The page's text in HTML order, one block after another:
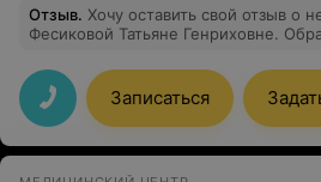
Отзыв. Хочу оставить свой отзыв о
Фесиковой Татьяне Генриховне.
"пересмотрела" меня со всех
обследование, по результатам
очень много новых для меня
последующем приеме для меня
понять что же происходит в моем
Записаться